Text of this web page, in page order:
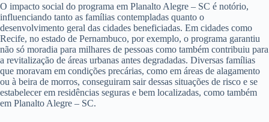
O impacto social do programa em Planalto Alegre – SC é notório,
influenciando tanto as famílias contempladas quanto o
desenvolvimento geral das cidades beneficiadas. Em cidades como
Recife, no estado de Pernambuco, por exemplo, o programa garantiu
não só moradia para milhares de pessoas como também contribuiu para
a revitalização de áreas urbanas antes degradadas. Diversas famílias
que moravam em condições precárias, como em áreas de alagamento
ou à beira de morros, conseguiram sair dessas situações de risco e se
estabelecer em residências seguras e bem localizadas, como também
em Planalto Alegre – SC.